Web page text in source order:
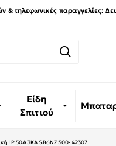
& τηλεφωνικές παραγγελίες:
Είδη
Σπιτιού
1P 50A 3KA SB6NZ 500-42307